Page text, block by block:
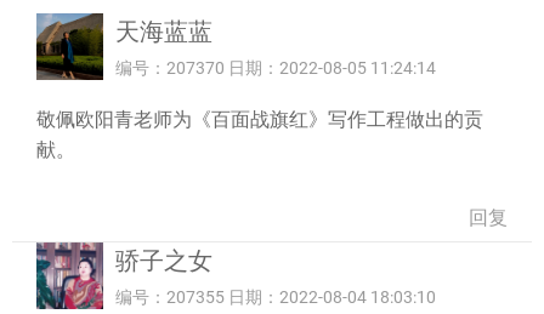
天海蓝蓝
编号：207370 日期：2022-08-05 11:24:14
敬佩欧阳青老师为《百面战旗红》写作工程做出的贡
献。
回复
骄子之女
编号：207355 日期：2022-08-04 18:03:10